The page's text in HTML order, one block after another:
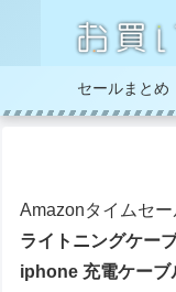
セールまとめ
Amazonタイムセー
ライトニングケー
iphone 充電ケーブ